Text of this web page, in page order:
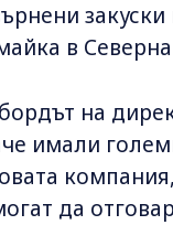
закуски
в
на
имали
да